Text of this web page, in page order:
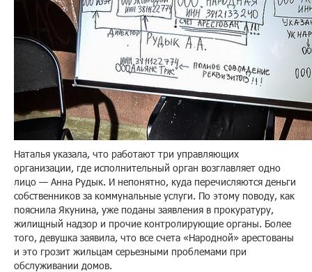
Наталья указала, что работают три управляющих
организации, где исполнительный орган возглавляет одно
лицо — Анна Рудык. И непонятно, куда перечисляются деньги
собственников за коммунальные услуги. По этому поводу, как
пояснила Якунина, уже поданы заявления в прокуратуру,
жилищный надзор и прочие контролирующие органы. Более
того, девушка заявила, что все счета «Народной» арестованы
и это грозит жильцам серьезными проблемами при
обслуживании домов.